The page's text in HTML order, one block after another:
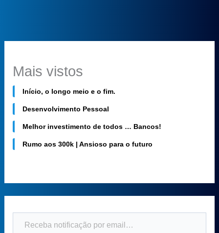
Mais vistos
Início, o longo meio e o fim.
Desenvolvimento Pessoal
Melhor investimento de todos … Bancos!
Rumo aos 300k | Ansioso para o futuro